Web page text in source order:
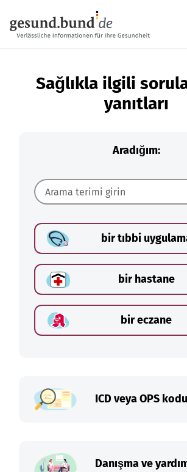
Sağlıkla ilgili
yanıtları
Aradığım:
bir tıbbi
bir hastane
bir eczane
ICD veya OPS
Danışma ve